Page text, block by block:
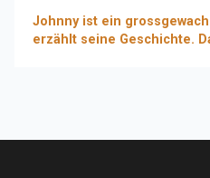
Johnny ist ein
erzählt seine Geschichte.